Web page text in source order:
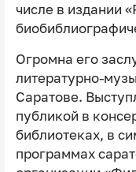
числе в издании
Огромна его
литературно-
Саратове.
публикой в
библиотеках, в
программах